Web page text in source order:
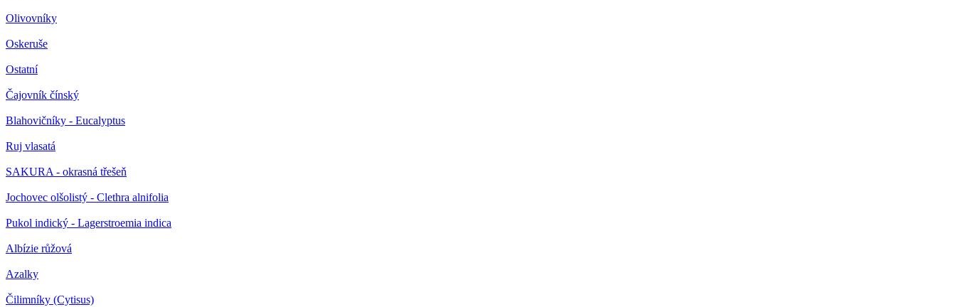
Olivovníky
Oskeruše
Ostatní
Čajovník čínský
Blahovičníky - Eucalyptus
Ruj vlasatá
SAKURA - okrasná třešeň
Jochovec olšolistý - Clethra alnifolia
Pukol indický - Lagerstroemia indica
Albízie růžová
Azalky
Čilimníky (Cytisus)